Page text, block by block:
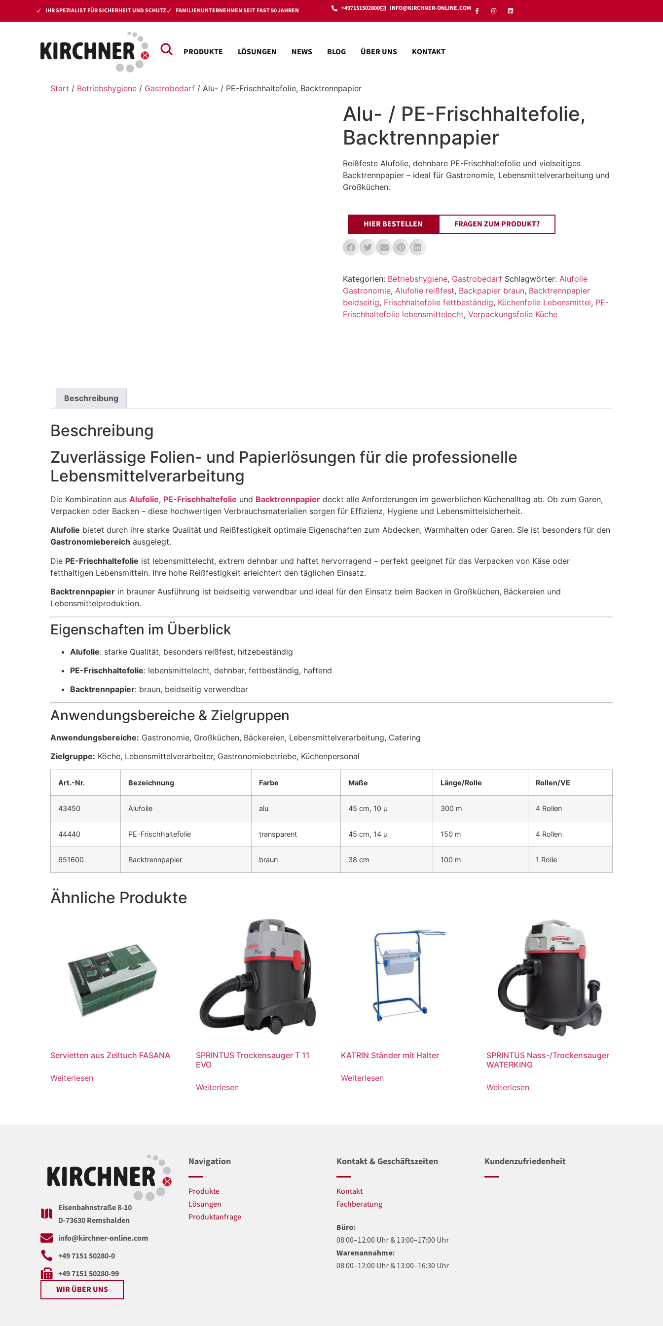
IHR SPEZIALIST FÜR SICHERHEIT UND SCHUTZ FAMILIENUNTERNEHMEN SEIT FAST 50 JAHREN +497151502800 INFO@KIRCHNER-ONLINE.COM
PRODUKTE LÖSUNGEN NEWS BLOG ÜBER UNS KONTAKT
Start / Betriebshygiene / Gastrobedarf / Alu- / PE-Frischhaltefolie, Backtrennpapier
Alu- / PE-Frischhaltefolie,
Backtrennpapier
Reißfeste Alufolie, dehnbare PE-Frischhaltefolie und vielseitiges
Backtrennpapier – ideal für Gastronomie, Lebensmittelverarbeitung und
Großküchen.
HIER BESTELLEN FRAGEN ZUM PRODUKT?
Kategorien: Betriebshygiene, Gastrobedarf Schlagwörter: Alufolie
Gastronomie, Alufolie reißfest, Backpapier braun, Backtrennpapier
beidseitig, Frischhaltefolie fettbeständig, Küchenfolie Lebensmittel, PE-
Frischhaltefolie lebensmittelecht, Verpackungsfolie Küche
Beschreibung
Beschreibung
Zuverlässige Folien- und Papierlösungen für die professionelle
Lebensmittelverarbeitung
Die Kombination aus Alufolie, PE-Frischhaltefolie und Backtrennpapier deckt alle Anforderungen im gewerblichen Küchenalltag ab. Ob zum Garen,
Verpacken oder Backen – diese hochwertigen Verbrauchsmaterialien sorgen für Effizienz, Hygiene und Lebensmittelsicherheit.
Alufolie bietet durch ihre starke Qualität und Reißfestigkeit optimale Eigenschaften zum Abdecken, Warmhalten oder Garen. Sie ist besonders für den
Gastronomiebereich ausgelegt.
Die PE-Frischhaltefolie ist lebensmittelecht, extrem dehnbar und haftet hervorragend – perfekt geeignet für das Verpacken von Käse oder
fetthaltigen Lebensmitteln. Ihre hohe Reißfestigkeit erleichtert den täglichen Einsatz.
Backtrennpapier in brauner Ausführung ist beidseitig verwendbar und ideal für den Einsatz beim Backen in Großküchen, Bäckereien und
Lebensmittelproduktion.
Eigenschaften im Überblick
Alufolie: starke Qualität, besonders reißfest, hitzebeständig
PE-Frischhaltefolie: lebensmittelecht, dehnbar, fettbeständig, haftend
Backtrennpapier: braun, beidseitig verwendbar
Anwendungsbereiche & Zielgruppen
Anwendungsbereiche: Gastronomie, Großküchen, Bäckereien, Lebensmittelverarbeitung, Catering
Zielgruppe: Köche, Lebensmittelverarbeiter, Gastronomiebetriebe, Küchenpersonal
Art.-Nr. Bezeichnung Farbe Maße Länge/Rolle Rollen/VE
43450 Alufolie alu 45 cm, 10 µ 300 m 4 Rollen
44440 PE-Frischhaltefolie transparent 45 cm, 14 µ 150 m 4 Rollen
651600 Backtrennpapier braun 38 cm 100 m 1 Rolle
Ähnliche Produkte
Servietten aus Zelltuch FASANA
Weiterlesen
SPRINTUS Trockensauger T 11
EVO
Weiterlesen
KATRIN Ständer mit Halter
Weiterlesen
SPRINTUS Nass-/Trockensauger
WATERKING
Weiterlesen
Eisenbahnstraße 8-10
D-73630 Remshalden
info@kirchner-online.com
+49 7151 50280-0
+49 7151 50280-99
WIR ÜBER UNS
Navigation
Produkte
Lösungen
Produktanfrage
Kontakt & Geschäftszeiten
Kontakt
Fachberatung
Büro:
08:00–12:00 Uhr & 13:00–17:00 Uhr
Warenannahme:
08:00–12:00 Uhr & 13:00–16:30 Uhr
Kundenzufriedenheit